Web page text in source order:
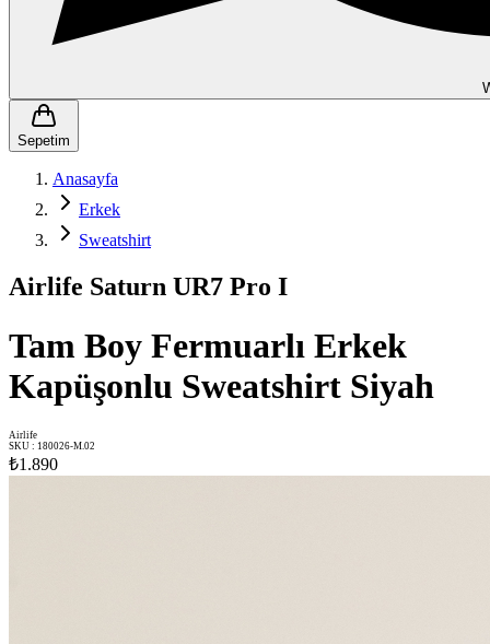
Sepetim
Anasayfa
Erkek
Sweatshirt
Airlife Saturn UR7 Pro I
Tam Boy Fermuarlı Erkek
Kapüşonlu Sweatshirt Siyah
Airlife
SKU : 180026-M.02
₺1.890